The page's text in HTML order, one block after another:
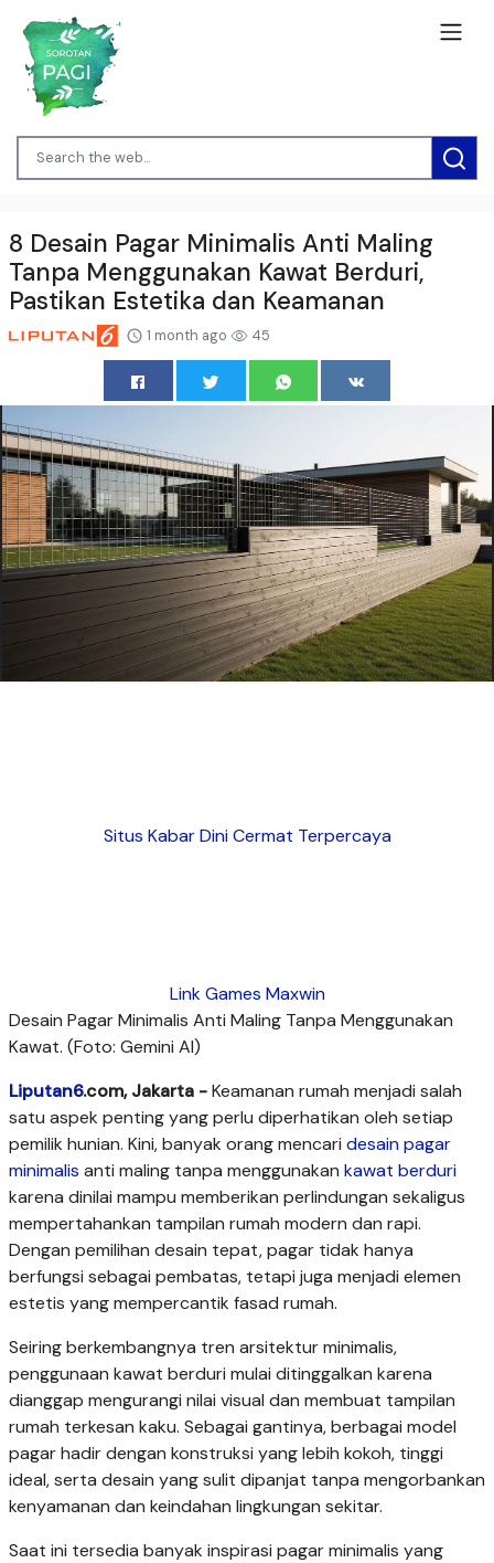
8 Desain Pagar Minimalis Anti Maling
Tanpa Menggunakan Kawat Berduri,
Pastikan Estetika dan Keamanan
1 month ago 45
Situs Kabar Dini Cermat Terpercaya
Link Games Maxwin
Desain Pagar Minimalis Anti Maling Tanpa Menggunakan
Kawat. (Foto: Gemini AI)
Liputan6.com, Jakarta -Keamanan rumah menjadi salah
satu aspek penting yang perlu diperhatikan oleh setiap
pemilik hunian. Kini, banyak orang mencari desainpagar
minimalis anti maling tanpa menggunakan kawat berduri
karena dinilai mampu memberikan perlindungan sekaligus
mempertahankan tampilan rumah modern dan rapi.
Dengan pemilihan desain tepat, pagar tidak hanya
berfungsi sebagai pembatas, tetapi juga menjadi elemen
estetis yang mempercantik fasad rumah.
Seiring berkembangnya tren arsitektur minimalis,
penggunaan kawat berduri mulai ditinggalkan karena
dianggap mengurangi nilai visual dan membuat tampilan
rumah terkesan kaku. Sebagai gantinya, berbagai model
pagar hadir dengan konstruksi yang lebih kokoh, tinggi
ideal, serta desain yang sulit dipanjat tanpa mengorbankan
kenyamanan dan keindahan lingkungan sekitar.
Saat ini tersedia banyak inspirasi pagar minimalis yang